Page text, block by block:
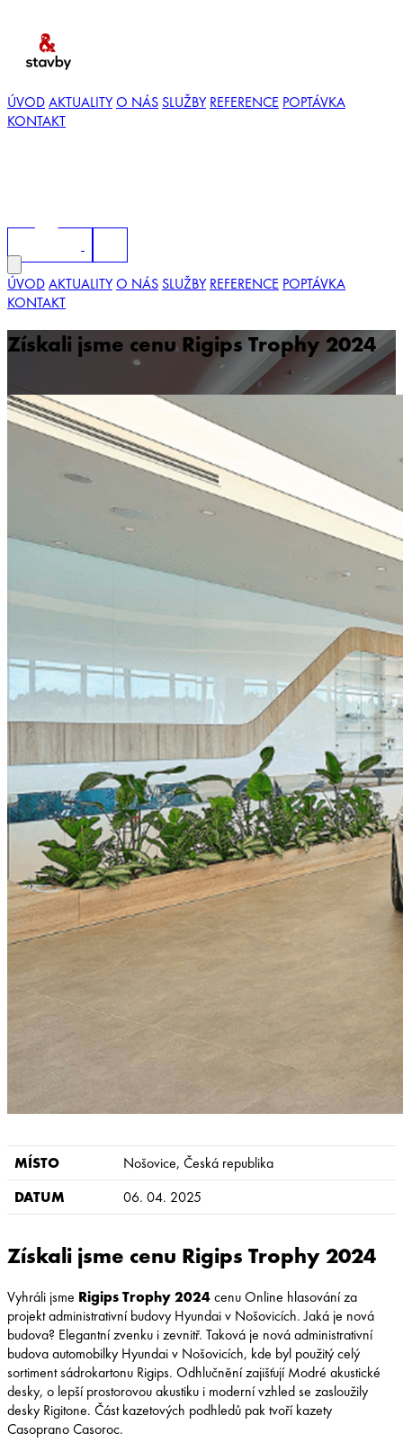
ÚVODAKTUALITYO NÁS SLUŽBY REFERENCE POPTÁVKA
KONTAKT
ÚVODAKTUALITYO NÁS SLUŽBY REFERENCE POPTÁVKA
KONTAKT
Získali jsme cenu Rigips Trophy 2024
MÍSTO
Nošovice, Česká republika
DATUM
06. 04. 2025
Získali jsme cenu Rigips Trophy 2024
Vyhráli jsme Rigips Trophy 2024cenu Online hlasování za
projekt administrativní budovy Hyundai v Nošovicích. Jaká je nová
budova? Elegantní zvenku i zevnitř. Taková je nová administrativní
budova automobilky Hyundai v Nošovicích, kde byl použitý celý
sortiment sádrokartonu Rigips. Odhlučnění zajišťují Modré akustické
desky, o lepší prostorovou akustiku i moderní vzhled se zasloužily
desky Rigitone. Část kazetových podhledů pak tvoří kazety
Casoprano Casoroc.